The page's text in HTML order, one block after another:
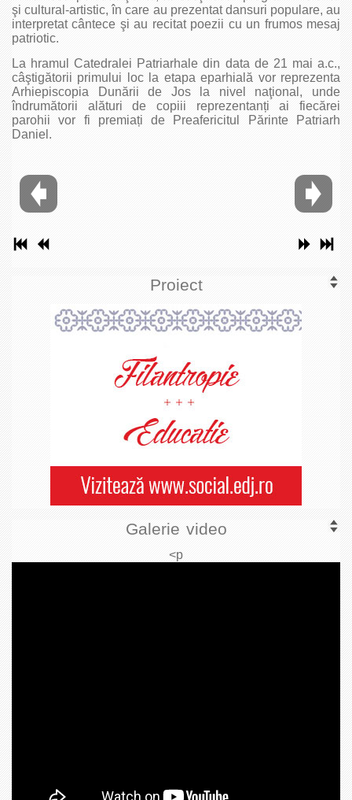
şi cultural-artistic, în care au prezentat dansuri populare, au
interpretat cântece şi au recitat poezii cu un frumos mesaj
patriotic.
La hramul Catedralei Patriarhale din data de 21 mai a.c.,
câştigătorii primului loc la etapa eparhială vor reprezenta
Arhiepiscopia Dunării de Jos la nivel naţional, unde
îndrumătorii alături de copiii reprezentanți ai fiecărei
parohii vor fi premiați de Preafericitul Părinte Patriarh
Daniel.
Proiect
Galerie video
<p